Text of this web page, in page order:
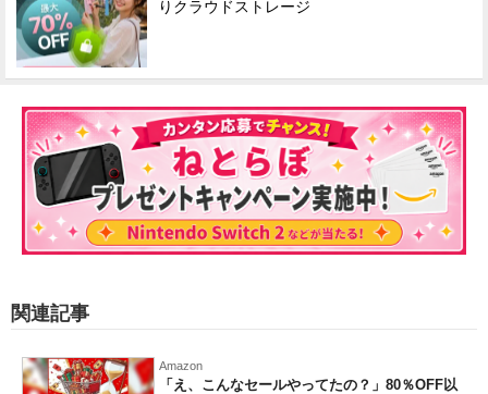
りクラウドストレージ
関連記事
Amazon
「え、こんなセールやってたの？」80％OFF以